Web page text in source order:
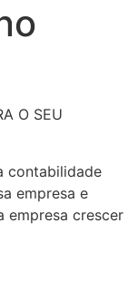
O SEU
contabilidade
empresa e
empresa crescer